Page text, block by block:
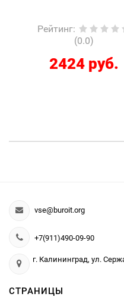
Рейтинг:
(0.0)
2424 руб.
vse@buroit.org
+7(911)490-09-90
г. Калининград, ул.
СТРАНИЦЫ